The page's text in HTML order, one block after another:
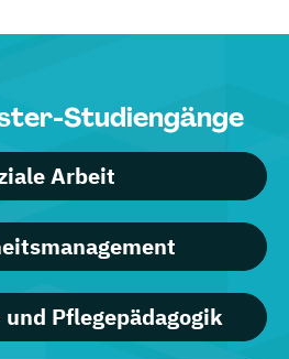
Studiengänge
Arbeit
Pflegepädagogik